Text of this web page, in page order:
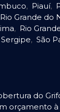
, Piauí,
Rio Grande do
, Rio
Sergipe, São
do
orçamento